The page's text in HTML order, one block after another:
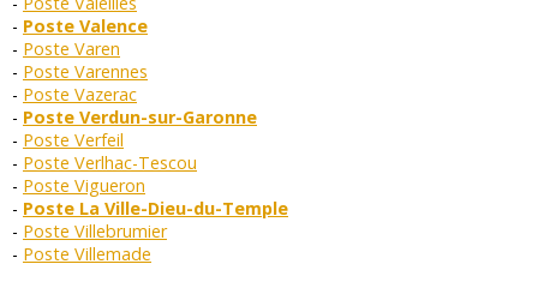
Poste Valence
Poste Varen
Poste Varennes
Poste Vazerac
Poste Verdun-sur-Garonne
Poste Verfeil
Poste Verlhac-Tescou
Poste Vigueron
Poste La Ville-Dieu-du-Temple
Poste Villebrumier
Poste Villemade